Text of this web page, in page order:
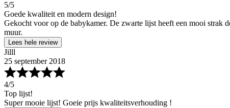
5/5
Goede kwaliteit en modern design!
Gekocht voor op de babykamer. De zwarte lijst heeft een mooi strak
muur.
Lees hele review
Jilll
25 september 2018
4/5
Top lijst!
Super mooie lijst! Goeie prijs kwaliteitsverhouding !